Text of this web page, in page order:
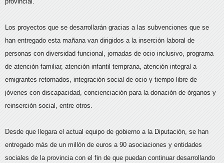
Los proyectos que se desarrollarán gracias a las subvenciones que se
han entregado esta mañana van dirigidos a la inserción laboral de
personas con diversidad funcional, jornadas de ocio inclusivo, programa
de atención familiar, atención infantil temprana, atención integral a
emigrantes retornados, integración social de ocio y tiempo libre de
jóvenes con discapacidad, concienciación para la donación de órganos y
reinserción social, entre otros.
Desde que llegara el actual equipo de gobierno a la Diputación, se han
entregado más de un millón de euros a 90 asociaciones y entidades
sociales de la provincia con el fin de que puedan continuar desarrollando